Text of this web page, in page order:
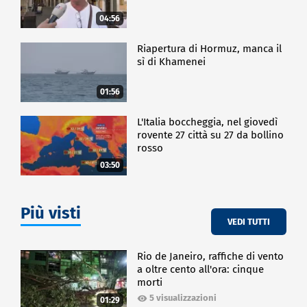
Per candidarsi a StrongHer, le domande saranno
accolte online sul sito di Qonto fino al 7 aprile, i corsi
ECONOMIA
04:56
01:56
Riapertura di Hormuz, manca il
sì di Khamenei
03:50
L'Italia boccheggia, nel giovedì
rovente 27 città su 27 da bollino
rosso
Più visti VEDI TUTTI
01:29
Rio de Janeiro, raffiche di vento
a oltre cento all'ora: cinque
morti
5 visualizzazioni